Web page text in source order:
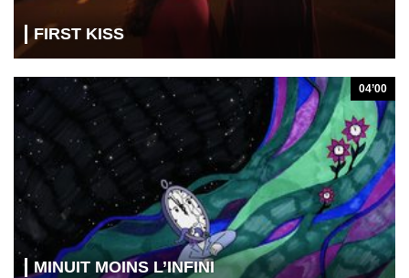
FIRST KISS
MINUIT MOINS L’INFINI
04’00